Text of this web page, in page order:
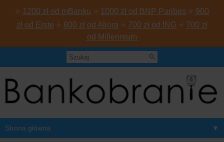
⭐ 1200 zł od mBanku ⭐ 1000 zł od BNP Paribas ⭐ 900
zł od Erste ⭐ 800 zł od Aliora ⭐ 700 zł od ING ⭐ 700 zł
od Millennium
▼